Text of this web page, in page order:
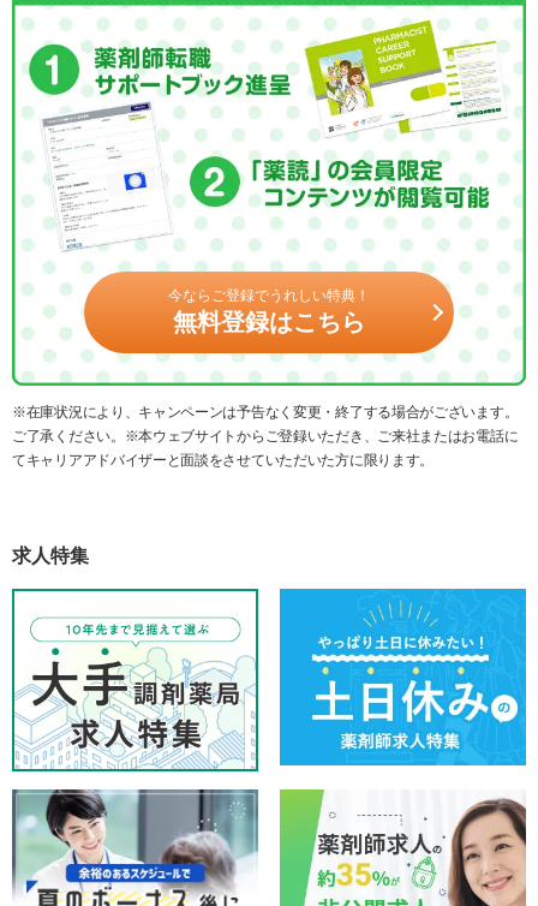
今ならご登録でうれしい特典！
無料登録はこちら
※在庫状況により、キャンペーンは予告なく変更・終了する場合がございます。
ご了承ください。※本ウェブサイトからご登録いただき、ご来社またはお電話に
てキャリアアドバイザーと面談をさせていただいた方に限ります。
求人特集